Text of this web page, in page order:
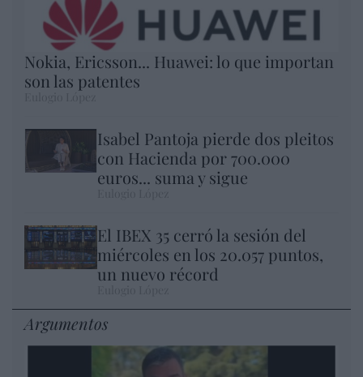
Nokia, Ericsson... Huawei: lo que importan
son las patentes
Isabel Pantoja pierde dos pleitos
con Hacienda por 700.000
euros... suma y sigue
El IBEX 35 cerró la sesión del
miércoles en los 20.057 puntos,
un nuevo récord
Argumentos